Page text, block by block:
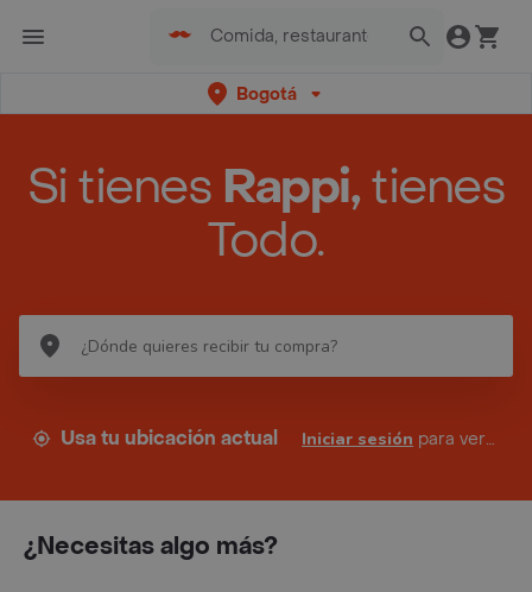
Bogotá
Si tienes Rappi,tienes
Todo.
Usa tu ubicación actual Iniciar sesión para ver tus direcciones
¿Necesitas algo más?